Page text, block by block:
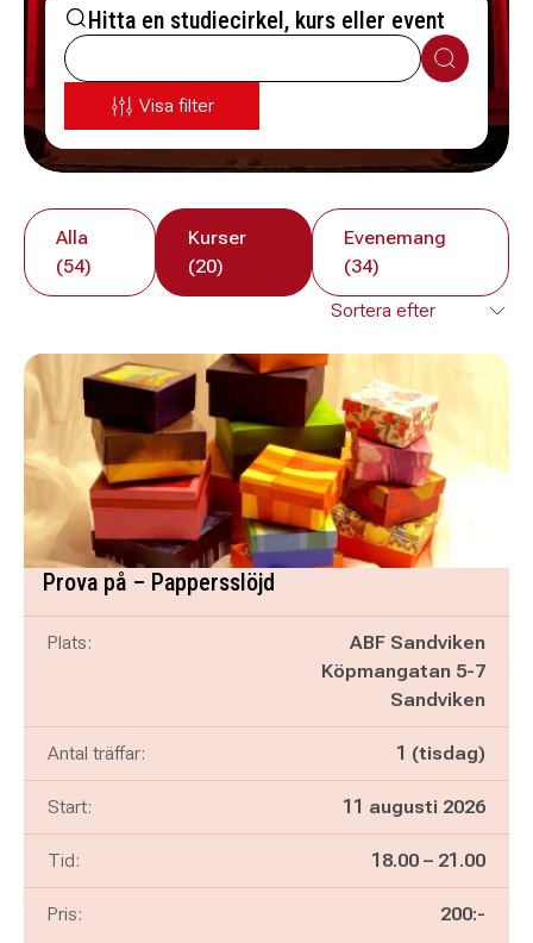
Hitta en studiecirkel, kurs eller event
Sök
Visa filter
Alla
(54)
Kurser
(20)
Evenemang
(34)
Prova på – Pappersslöjd
Plats:
ABF Sandviken
Köpmangatan 5-7
Sandviken
Antal träffar: 1 (tisdag)
Start: 11 augusti 2026
Tid: Pågår mellan
18.00 – och
21.00
Pris: 200:-